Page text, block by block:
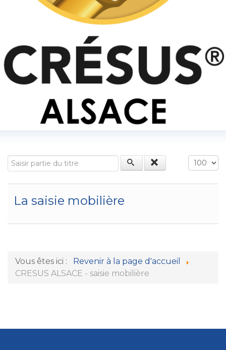
Saisir partie du titre
La saisie mobilière
Vous êtes ici :
Revenir à la page d'accueil
CRESUS ALSACE - saisie mobilière